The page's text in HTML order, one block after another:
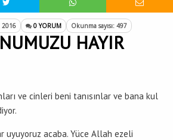
2016 0 YORUM Okunma sayısı: 497
HAYIR
ve cinleri beni tanısınlar ve bana kul
uyuyoruz acaba. Yüce Allah ezeli